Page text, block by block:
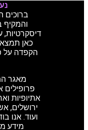
ברוכים
והמקיף
דיסקרטיות,
כאן תמצא
הקפדה על
מאגר
פרופילים
אתיופיות
ירושלים,
ועוד. אנו
מידע